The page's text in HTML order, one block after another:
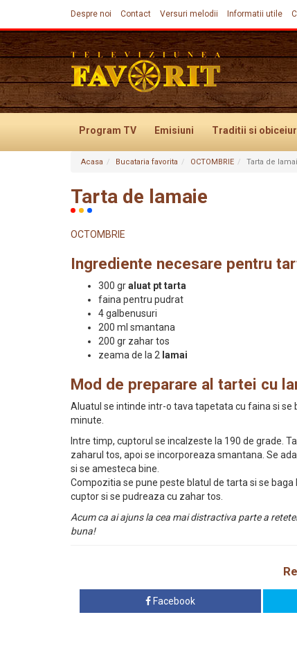
Despre noi Contact Versuri melodii Informatii utile
Program TV Emisiuni Traditii si
Evenimente
Acasa Bucataria favorita OCTOMBRIE Tarta de
Tarta de lamaie
OCTOMBRIE
Ingrediente necesare pentru
300 graluat pt tarta
faina pentru pudrat
4 galbenusuri
200 ml smantana
200 gr zahar tos
zeama de la 2 lamai
Mod de preparare al tartei cu
Aluatul se intinde intr-o tava tapetata cu faina si se
minute.
Intre timp, cuptorul se incalzeste la 190 de grade.
zaharul tos, apoi se incorporeaza smantana. Se
si se amesteca bine.
Compozitia se pune peste blatul de tarta si se
cuptor si se pudreaza cu zahar tos.
Acum ca ai ajuns la cea mai distractiva parte a
buna!
Facebook